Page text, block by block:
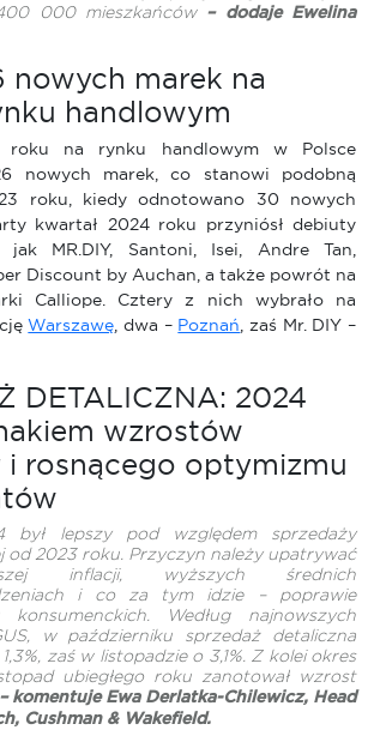
000 mieszkańców – dodaje Ewelina
nowych marek na
handlowym
roku na rynku handlowym w Polsce
nowych marek, co stanowi podobną
roku, kiedy odnotowano 30 nowych
kwartał 2024 roku przyniósł debiuty
MR.DIY, Santoni, Isei, Andre Tan,
Discount by Auchan, a także powrót na
Calliope. Cztery z nich wybrało na
Warszawę , dwa – Poznań , zaś Mr. DIY –
DETALICZNA: 2024
wzrostów
i rosnącego optymizmu
był lepszy pod względem sprzedaży
od 2023 roku. Przyczyn należy upatrywać
inflacji, wyższych średnich
i co za tym idzie – poprawie
konsumenckich. Według najnowszych
w październiku sprzedaż detaliczna
zaś w listopadzie o 3,1%. Z kolei okres
ubiegłego roku zanotował wzrost
– komentuje Ewa Derlatka-Chilewicz, Head
Cushman & Wakefield.